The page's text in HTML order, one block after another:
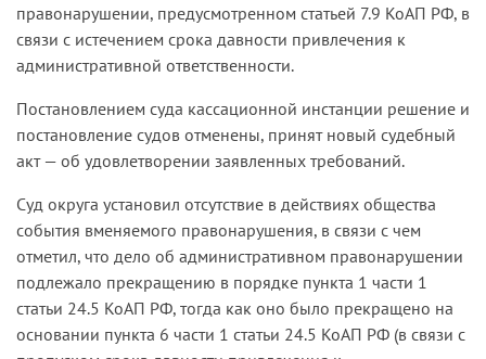
правонарушении, предусмотренном статьей 7.9 КоАП РФ, в
связи с истечением срока давности привлечения к
административной ответственности.
Постановлением суда кассационной инстанции решение и
постановление судов отменены, принят новый судебный
акт — об удовлетворении заявленных требований.
Суд округа установил отсутствие в действиях общества
события вменяемого правонарушения, в связи с чем
отметил, что дело об административном правонарушении
подлежало прекращению в порядке пункта 1 части 1
статьи 24.5 КоАП РФ, тогда как оно было прекращено на
основании пункта 6 части 1 статьи 24.5 КоАП РФ (в связи с